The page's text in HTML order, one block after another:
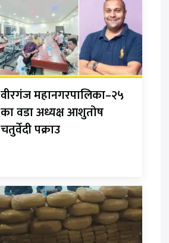
वीरगंज महानगरपालिका–२५
का वडा अध्यक्ष आशुतोष
चतुर्वेदी पक्राउ